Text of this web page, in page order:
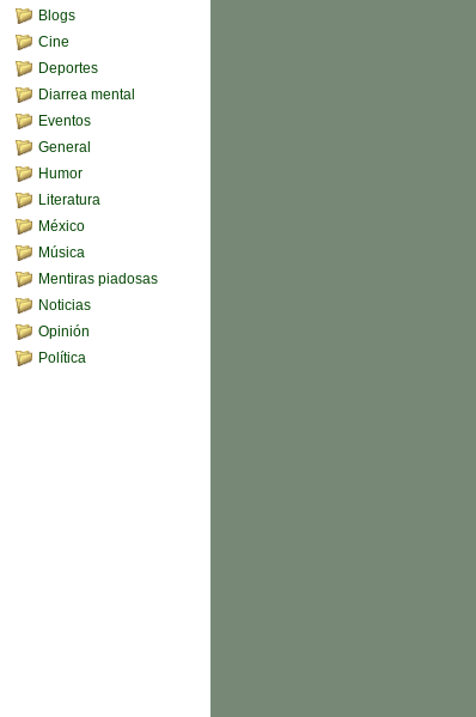
Blogs
Cine
Deportes
Diarrea mental
Eventos
General
Humor
Literatura
México
Música
Mentiras piadosas
Noticias
Opinión
Política